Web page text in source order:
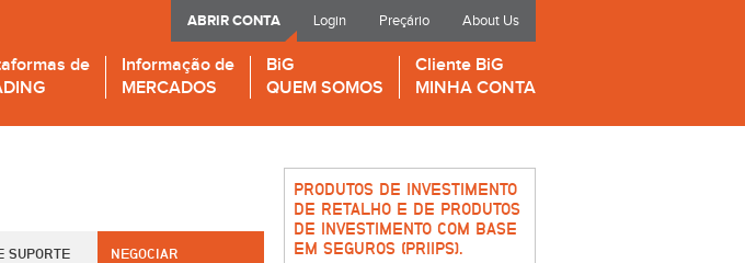
Login Preçário About Us
ABRIR CONTA
de
Informação de
MERCADOS
BiG
QUEM SOMOS
Cliente BiG
MINHA CONTA
SUPORTE NEGOCIAR
PRODUTOS DE INVESTIMENTO
DE RETALHO E DE PRODUTOS
DE INVESTIMENTO COM BASE
EM SEGUROS (PRIIPS).